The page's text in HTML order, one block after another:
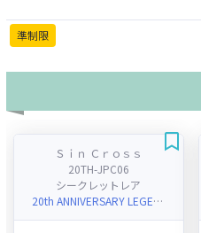
準制限
Ｓｉｎ Ｃｒｏｓｓ
20TH-JPC06
シークレットレア
20th ANNIVERSARY LEGEND COLLECTION